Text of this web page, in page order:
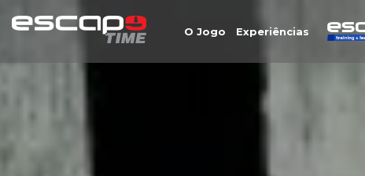
O Jogo Experiências